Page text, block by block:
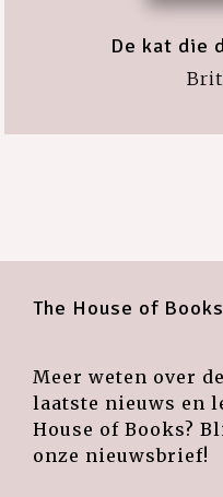
De kat die
The House of
Meer weten over
laatste nieuws en
House of Books?
onze nieuwsbrief!